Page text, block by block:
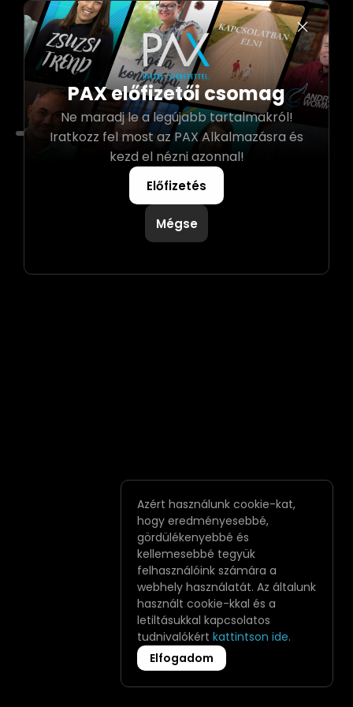
0:00
Azért használunk cookie-kat,
hogy eredményesebbé,
gördülékenyebbé és
kellemesebbé tegyük
felhasználóink számára a
webhely használatát. Az általunk
használt cookie-kkal és a
letiltásukkal kapcsolatos
tudnivalókért kattintson ide.
Elfogadom
PAX előfizetői csomag
Ne maradj le a legújabb tartalmakról!
Iratkozz fel most az PAX Alkalmazásra és
kezd el nézni azonnal!
Mégse
Előfizetés